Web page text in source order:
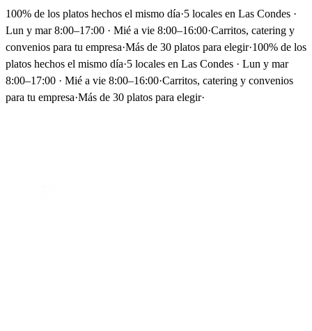
100% de los platos hechos el mismo día·5 locales en Las Condes ·
Lun y mar 8:00–17:00 · Mié a vie 8:00–16:00·Carritos, catering y
convenios para tu empresa·Más de 30 platos para elegir·100% de los
platos hechos el mismo día·5 locales en Las Condes · Lun y mar
8:00–17:00 · Mié a vie 8:00–16:00·Carritos, catering y convenios
para tu empresa·Más de 30 platos para elegir·